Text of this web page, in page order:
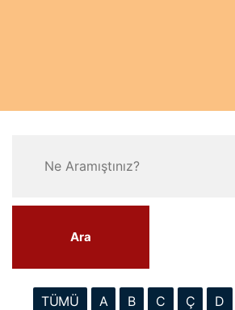
Ara
TÜMÜ A B C Ç D